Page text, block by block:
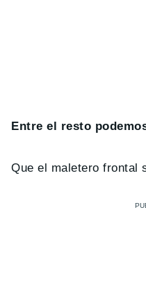
Entre el resto
Que el maletero frontal